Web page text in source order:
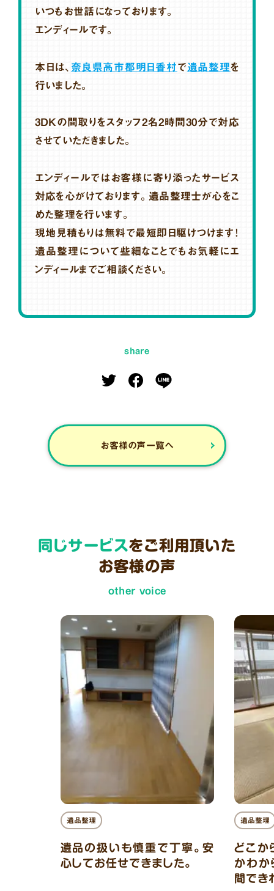
いつもお世話になっております。
エンディールです。
本日は、 奈良県高市郡明日香村で遺品整理を
行いました。
3DKの間取りをスタッフ2名2時間30分で対応
させていただきました。
エンディールではお客様に寄り添ったサービス
対応を心がけております。遺品整理士が心をこ
めた整理を行います。
現地見積もりは無料で最短即日駆けつけます！
遺品整理について些細なことでもお気軽にエ
ンディールまでご相談ください。
share
お客様の声一覧へ
同じサービスをご利用頂いた
お客様の声
other voice
遺品整理
遺品の扱いも慎重で丁寧。安
心してお任せできました。
遺品整理
どこか
かわか
間でき